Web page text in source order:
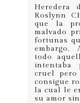
Heredera
Roslynn
que la
malvado
fortunas
embargo,
todo
intentaba
cruel pero
consigue
la cual le
su amor